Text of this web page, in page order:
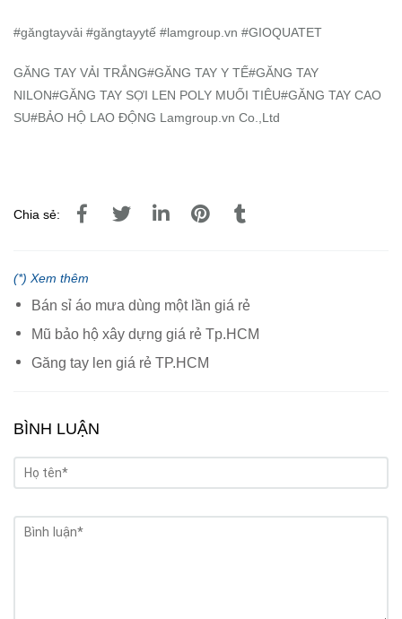
#găngtayvải #găngtayytế #lamgroup.vn #GIOQUATET
GĂNG TAY VẢI TRẮNG#GĂNG TAY Y TẾ#GĂNG TAY
NILON#GĂNG TAY SỢI LEN POLY MUỐI TIÊU#GĂNG TAY CAO
SU#BẢO HỘ LAO ĐỘNG Lamgroup.vn Co.,Ltd
Chia sẻ:
(*) Xem thêm
Bán sỉ áo mưa dùng một lần giá rẻ
Mũ bảo hộ xây dựng giá rẻ Tp.HCM
Găng tay len giá rẻ TP.HCM
BÌNH LUẬN